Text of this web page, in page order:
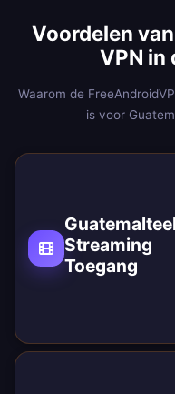
Voordelen
VPN in
Waarom de
is voor
Streaming
Toegang